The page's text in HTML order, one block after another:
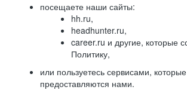
посещаете наши сайты:
hh.ru,
headhunter.ru,
career.ru и другие, которые
Политику,
или пользуетесь сервисами,
предоставляются нами.